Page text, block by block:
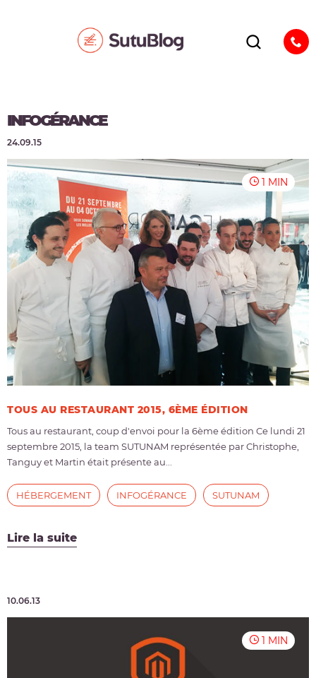
INFOGÉRANCE
24.09.15
1 MIN
TOUS AU RESTAURANT 2015, 6ÈME ÉDITION
Tous au restaurant, coup d'envoi pour la 6ème édition Ce lundi 21
septembre 2015, la team SUTUNAM représentée par Christophe,
Tanguy et Martin était présente au...
Lire la suite
HÉBERGEMENT INFOGÉRANCE SUTUNAM
10.06.13
1 MIN